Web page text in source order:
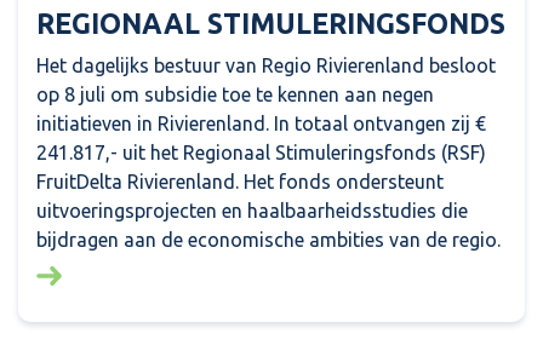
REGIONAAL STIMULERINGSFONDS
Het dagelijks bestuur van Regio Rivierenland besloot
op 8 juli om subsidie toe te kennen aan negen
initiatieven in Rivierenland. In totaal ontvangen zij €
241.817,- uit het Regionaal Stimuleringsfonds (RSF)
FruitDelta Rivierenland. Het fonds ondersteunt
uitvoeringsprojecten en haalbaarheidsstudies die
bijdragen aan de economische ambities van de regio.
Lees meer over: Financiële bijdrage voor negen